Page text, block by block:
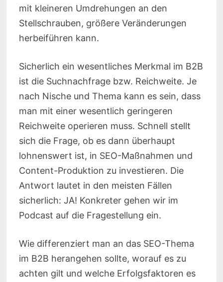
mit kleineren Umdrehungen an den
Stellschrauben, größere Veränderungen
herbeiführen kann.
Sicherlich ein wesentliches Merkmal im B2B
ist die Suchnachfrage bzw. Reichweite. Je
nach Nische und Thema kann es sein, dass
man mit einer wesentlich geringeren
Reichweite operieren muss. Schnell stellt
sich die Frage, ob es dann überhaupt
lohnenswert ist, in SEO-Maßnahmen und
Content-Produktion zu investieren. Die
Antwort lautet in den meisten Fällen
sicherlich: JA! Konkreter gehen wir im
Podcast auf die Fragestellung ein.
Wie differenziert man an das SEO-Thema
im B2B herangehen sollte, worauf es zu
achten gilt und welche Erfolgsfaktoren es